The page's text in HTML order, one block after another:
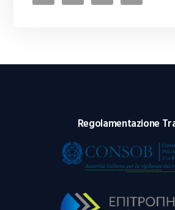
Regolamentazione